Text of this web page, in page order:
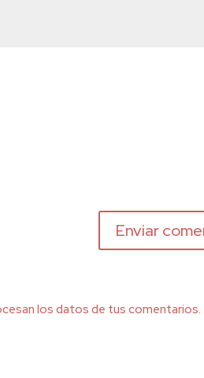
los datos de tus comentarios.